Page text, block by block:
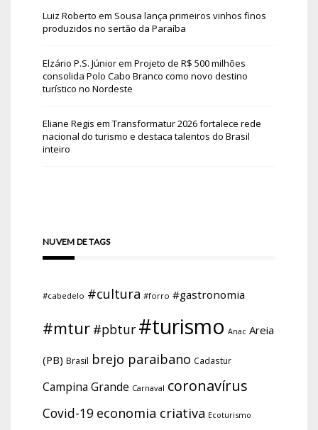
Luiz Roberto em Sousa lança primeiros vinhos finos
produzidos no sertão da Paraíba
Elzário P.S. Júniorem Projeto de R$ 500 milhões
consolida Polo Cabo Branco como novo destino
turístico no Nordeste
Eliane Regis em Transformatur 2026 fortalece rede
nacional do turismo e destaca talentos do Brasil
inteiro
NUVEM DE TAGS
#cabedelo #cultura #forro #gastronomia
#mtur #pbtur #turismo Anac Areia
(PB) Brasil brejo paraibano Cadastur
Campina Grande Carnaval coronavírus
Covid-19 economia criativa Ecoturismo